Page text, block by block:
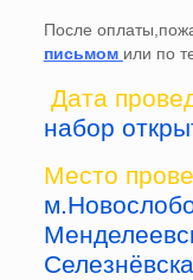
После
письмом или по
Дата
набор
Место